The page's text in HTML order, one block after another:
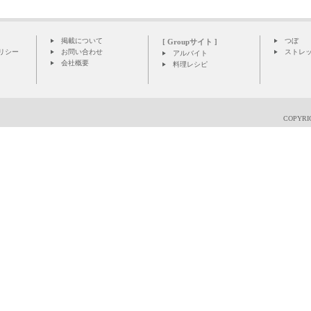
シー
掲載について
お問い合わせ
会社概要
[ Groupサイト ]
アルバイト
料理レシピ
つぼ
ストレ